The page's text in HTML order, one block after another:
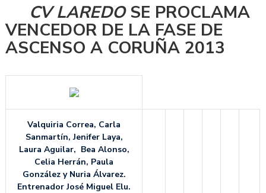
CV LAREDOSE PROCLAMA
VENCEDOR DE LA FASE DE
ASCENSO A CORUÑA 2013
Valquiria Correa, Carla
Sanmartín, Jenifer Laya,
Laura Aguilar, Bea Alonso,
Celia Herrán, Paula
González y Nuria Álvarez.
Entrenador José Miguel Elu.